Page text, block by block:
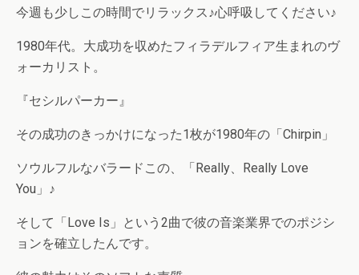
今週も少しこの時間でリラックス♪心呼吸してください♪
1980年代。大成功を収めたフィラデルフィア生まれのヴ
ォーカリスト。
『セシルパーカー』
その成功のきっかけになった1枚が1980年の「Chirpin」
ソウルフルなバラードこの、「Really、Really Love
You」♪
そして「Love Is」という2曲で彼の音楽業界でのポジシ
ョンを確立したんです。